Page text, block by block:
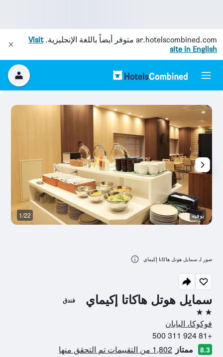
ar.hotelscombined.com متوفر أيضاً باللغة الإنجليزية.Visit
site in English
سمايل هوتل هاكاتا إكيماي فندق
2 نجمتين
فوكوكا، اليابان
+81 924 311 500
8.3 ممتاز 1,802 من التقييمات تم التحقق منها
بوفيه 1/22
صور لـ سمايل هوتل هاكاتا إكيماي